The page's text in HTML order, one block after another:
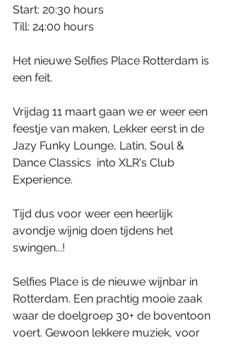
Start: 20:30 hours
Till: 24:00 hours
Het nieuwe Selfies Place Rotterdam is
een feit.
Vrijdag 11 maart gaan we er weer een
feestje van maken, Lekker eerst in de
Jazy Funky Lounge, Latin, Soul &
Dance Classics  into XLR's Club
Experience.
Tijd dus voor weer een heerlijk
avondje wijnig doen tijdens het
swingen...!
Selfies Place is de nieuwe wijnbar in
Rotterdam. Een prachtig mooie zaak
waar de doelgroep 30+ de boventoon
voert. Gewoon lekkere muziek, voor